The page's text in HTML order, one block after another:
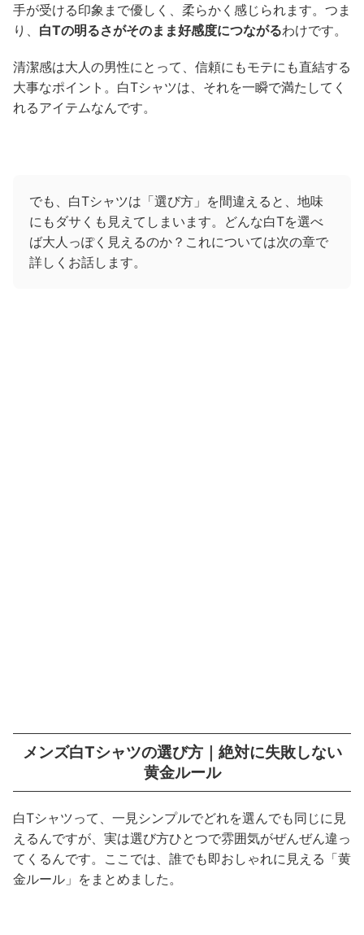
手が受ける印象まで優しく、柔らかく感じられます。つま
り、 白Tの明るさがそのまま好感度につながるわけです。
清潔感は大人の男性にとって、信頼にもモテにも直結する
大事なポイント。白Tシャツは、それを一瞬で満たしてく
れるアイテムなんです。
でも、白Tシャツは「選び方」を間違えると、地味
にもダサくも見えてしまいます。どんな白Tを選べ
ば大人っぽく見えるのか？これについては次の章で
詳しくお話します。
メンズ白Tシャツの選び方｜絶対に失敗しない
黄金ルール
白Tシャツって、一見シンプルでどれを選んでも同じに見
えるんですが、実は選び方ひとつで雰囲気がぜんぜん違っ
てくるんです。ここでは、誰でも即おしゃれに見える「黄
金ルール」をまとめました。